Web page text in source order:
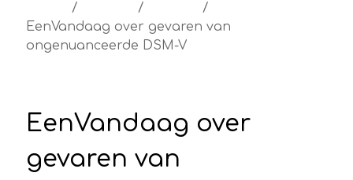
EenVandaag over gevaren van
ongenuanceerde DSM-V
EenVandaag over
gevaren van